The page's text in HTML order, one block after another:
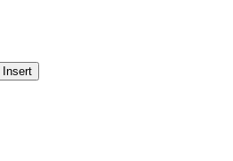
Insert